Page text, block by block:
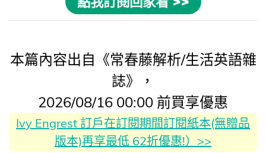
本篇內容出自《常春藤解析/生活英語雜
誌》，
2026/08/16 00:00 前買享優惠
Ivy Engrest 訂戶在訂閱期間訂閱紙本(無贈品
版本)再享最低 62折優惠!）>>